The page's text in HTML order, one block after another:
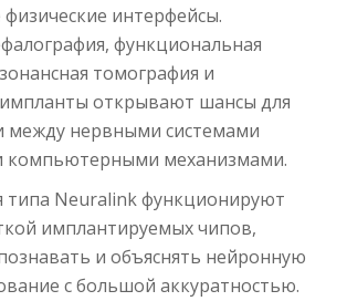
физические интерфейсы.
функциональная
томография и
открывают шансы для
между нервными системами
компьютерными механизмами.
типа Neuralink функционируют
имплантируемых чипов,
и объяснять нейронную
с большой аккуратностью.